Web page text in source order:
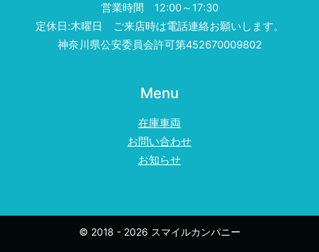
営業時間 12:00～17:30
定休日:木曜日 ご来店時は電話連絡お願いします。
神奈川県公安委員会許可第452670009802
Menu
在庫車両
お問い合わせ
お知らせ
© 2018 - 2026 スマイルカンパニー